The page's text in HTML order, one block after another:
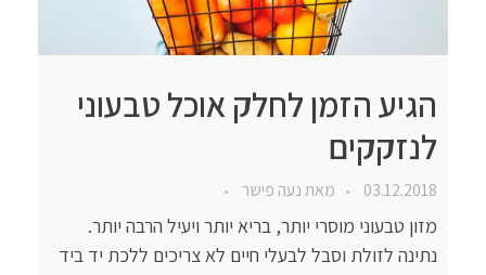
הגיע הזמן לחלק אוכל טבעוני
לנזקקים
03.12.2018 מאתנעה פישר
מזון טבעוני מוסרי יותר, בריא יותר ויעיל הרבה יותר.
נתינה לזולת וסבל לבעלי חיים לא צריכים ללכת יד ביד